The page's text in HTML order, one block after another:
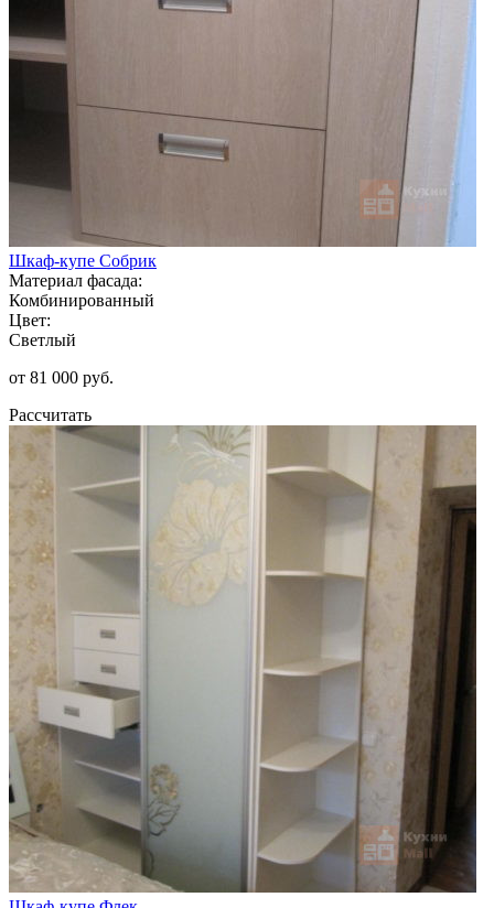
Шкаф-купе Собрик
Материал фасада:
Комбинированный
Цвет:
Светлый
от 81 000 руб.
Рассчитать